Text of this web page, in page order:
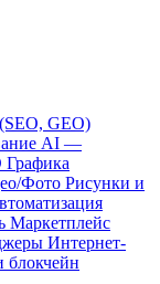
GEO)
AI —
Графика
Фото Рисунки и
Маркетплейс
Интернет-
блокчейн